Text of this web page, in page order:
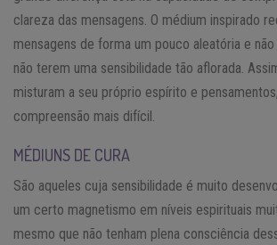
clareza das mensagens. O médium inspirado
mensagens de forma um pouco aleatória e
não terem uma sensibilidade tão aflorada.
misturam a seu próprio espírito e
compreensão mais difícil.
MÉDIUNS DE CURA
São aqueles cuja sensibilidade é muito
um certo magnetismo em níveis espirituais
mesmo que não tenham plena consciência